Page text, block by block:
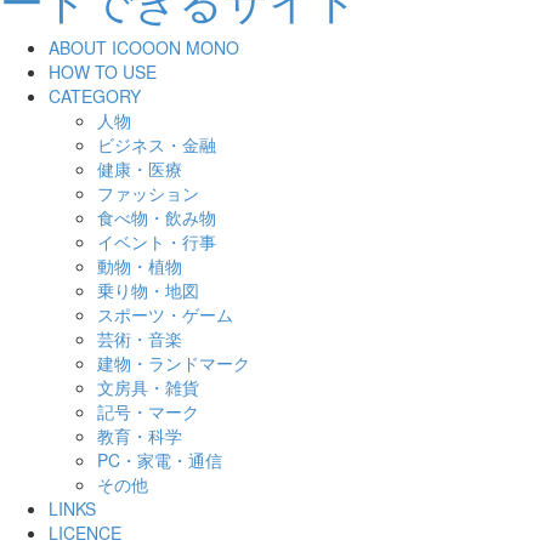
ABOUT ICOOON MONO
HOW TO USE
CATEGORY
人物
ビジネス・金融
健康・医療
ファッション
食べ物・飲み物
イベント・行事
動物・植物
乗り物・地図
スポーツ・ゲーム
芸術・音楽
建物・ランドマーク
文房具・雑貨
記号・マーク
教育・科学
PC・家電・通信
その他
LINKS
LICENCE